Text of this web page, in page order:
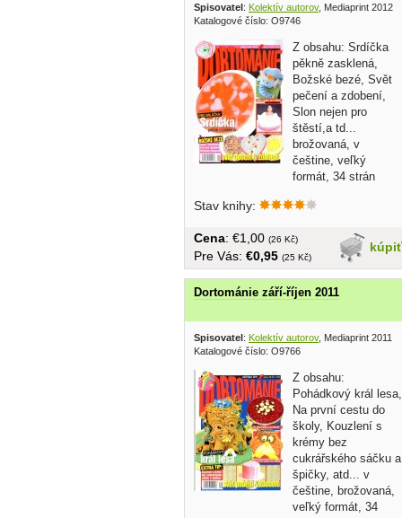
Spisovatel: Kolektív autorov, Mediaprint 2012
Katalogové číslo: O9746
Z obsahu: Srdíčka
pěkně zasklená,
Božské bezé, Svět
pečení a zdobení,
Slon nejen pro
štěstí,a td...
brožovaná, v
češtine, veľký
formát, 34 strán
Stav knihy:
kúpiť
Cena: €1,00 (26 Kč)
Pre Vás: €0,95 (25 Kč)
Dortománie září-říjen 2011
Spisovatel : Kolektív autorov, Mediaprint 2011
Katalogové číslo: O9766
Z obsahu:
Pohádkový král lesa,
Na první cestu do
školy, Kouzlení s
krémy bez
cukrářského sáčku a
špičky, atd... v
češtine, brožovaná,
veľký formát, 34